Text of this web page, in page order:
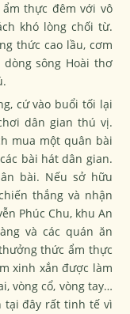
thực đêm với vô
khó lòng chối từ.
thức cao lầu, cơm
sông Hoài thơ
cứ vào buổi tối lại
dân gian thú vị.
mua một quân bài
bài hát dân gian.
bài. Nếu sở hữu
thắng và nhận
Phúc Chu, khu An
và các quán ăn
thức ẩm thực
xinh xắn được làm
vòng cổ, vòng tay…
tại đây rất tinh tế vì